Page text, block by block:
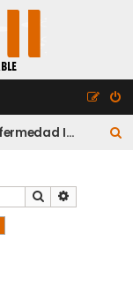
🔎 Enfermedad Inflamatoria Intestinal (EII)
Buscar